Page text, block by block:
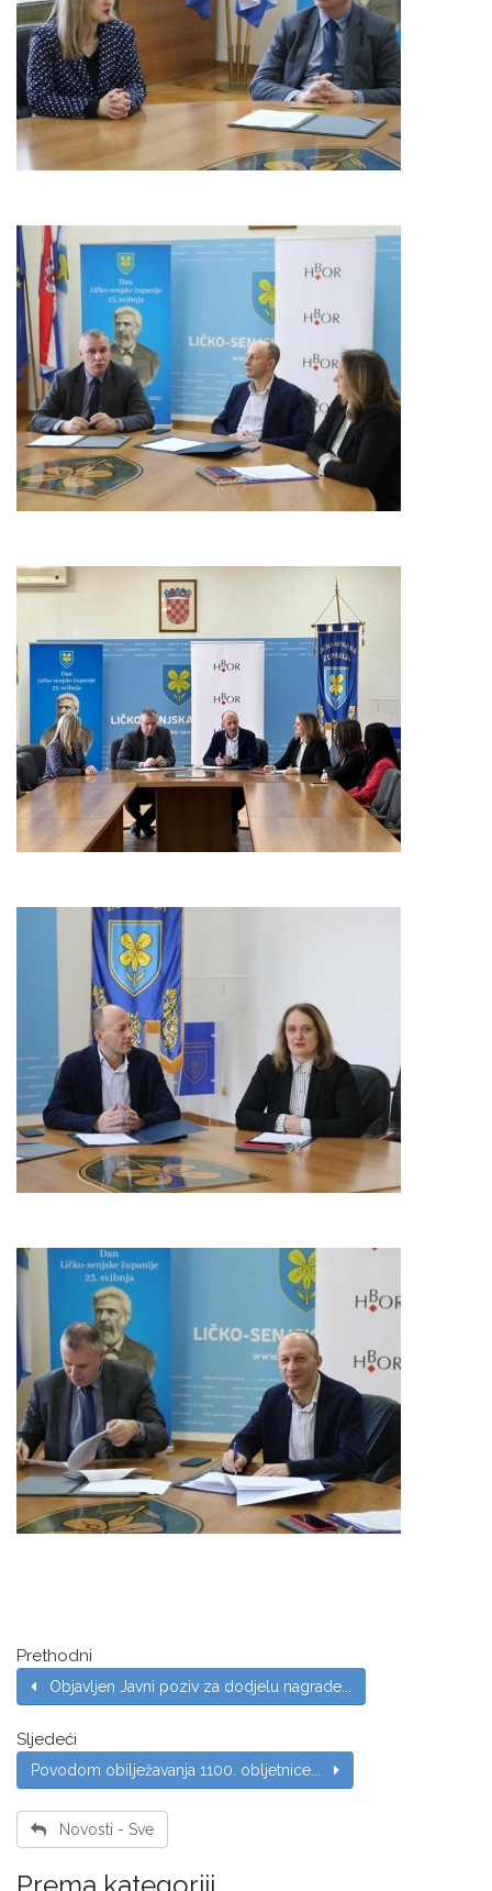
Prethodni
Objavljen Javni poziv za dodjelu nagrade...
Sljedeći
Povodom obilježavanja 1100. obljetnice...
Novosti - Sve